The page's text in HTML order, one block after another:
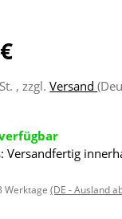
, zzgl.Versand
Versandfertig
Werktage(DE - Ausland